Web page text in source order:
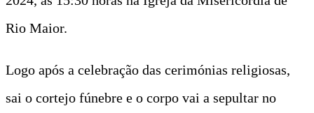
Rio Maior.
Logo após a celebração das cerimónias religiosas,
sai o cortejo fúnebre e o corpo vai a sepultar no